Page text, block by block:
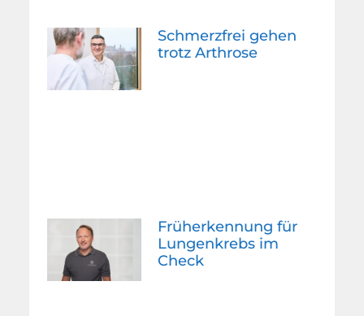
Schmerzfrei gehen
trotz Arthrose
Früherkennung für
Lungenkrebs im
Check